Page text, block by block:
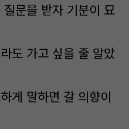
문을 받자 기분이 묘
도 가고 싶을 줄 알았
게 말하면 갈 의향이